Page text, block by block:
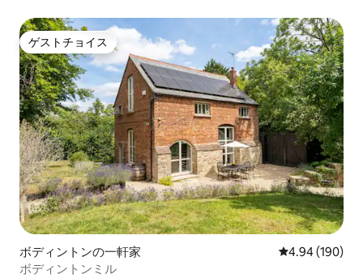
ゲストチョイス
ゲストチョイス
ボディントンの一軒家 レビュー190
4.94 (190)
ボディントンミル